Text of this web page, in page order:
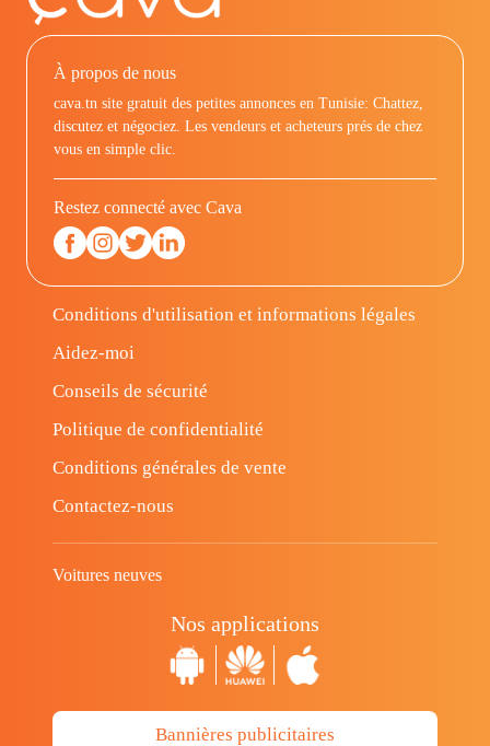
À propos de nous
cava.tn site gratuit des petites annonces en Tunisie: Chattez,
discutez et négociez. Les vendeurs et acheteurs prés de chez
vous en simple clic.
Restez connecté avec Cava
Conditions d'utilisation et informations légales
Aidez-moi
Conseils de sécurité
Politique de confidentialité
Conditions générales de vente
Contactez-nous
Voitures neuves
Nos applications
Bannières publicitaires